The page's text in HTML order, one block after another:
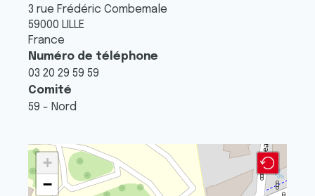
3 rue Frédéric Combemale
59000 LILLE
France
Numéro de téléphone
03 20 29 59 59
Comité
59 - Nord
+
−